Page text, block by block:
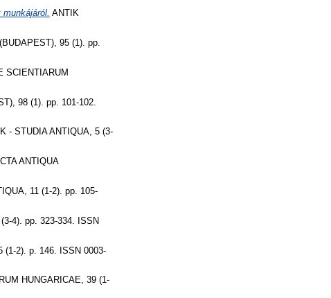
ANTIK
95 (1). pp.
SCIENTIARUM
98 (1). pp. 101-102.
- STUDIA ANTIQUA, 5 (3-
ANTIQUA
11 (1-2). pp. 105-
4). pp. 323-334. ISSN
(1-2). p. 146. ISSN 0003-
HUNGARICAE, 39 (1-